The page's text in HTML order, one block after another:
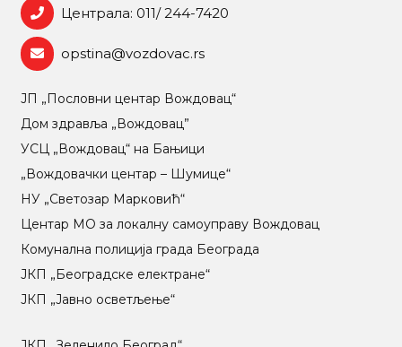
Централа: 011/ 244-7420
opstina@vozdovac.rs
ЈП „Пословни центар Вождовац“
Дом здравља „Вождовац”
УСЦ „Вождовац“ на Бањици
„Вождовачки центар – Шумице“
НУ „Светозар Марковић“
Центар МO за локалну самоуправу Вождовац
Комунална полиција града Београда
ЈКП „Београдске електране“
ЈКП „Јавно осветљење“